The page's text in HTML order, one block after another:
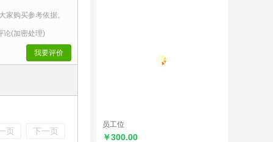
家购买参考依据。
论(加密处理)
我要评价
页 下一页
员工位
￥300.00